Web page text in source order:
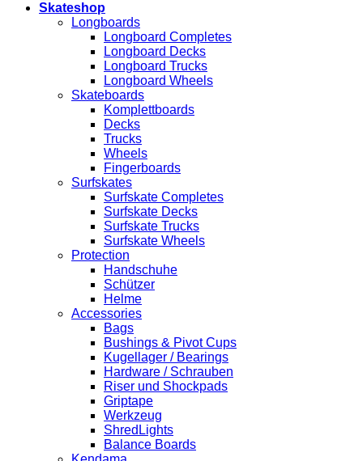
Skateshop
Longboards
Longboard Completes
Longboard Decks
Longboard Trucks
Longboard Wheels
Skateboards
Komplettboards
Decks
Trucks
Wheels
Fingerboards
Surfskates
Surfskate Completes
Surfskate Decks
Surfskate Trucks
Surfskate Wheels
Protection
Handschuhe
Schützer
Helme
Accessories
Bags
Bushings & Pivot Cups
Kugellager / Bearings
Hardware / Schrauben
Riser und Shockpads
Griptape
Werkzeug
ShredLights
Balance Boards